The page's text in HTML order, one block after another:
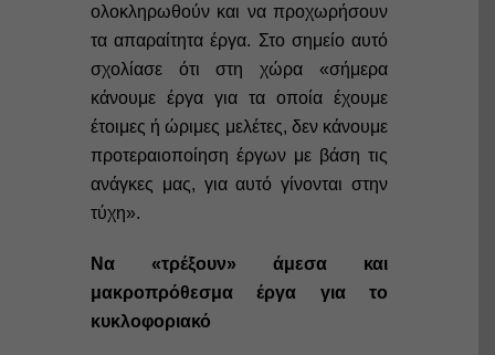
ολοκληρωθούν και να προχωρήσουν
τα απαραίτητα έργα. Στο σημείο αυτό
σχολίασε ότι στη χώρα «σήμερα
κάνουμε έργα για τα οποία έχουμε
έτοιμες ή ώριμες μελέτες, δεν κάνουμε
προτεραιοποίηση έργων με βάση τις
ανάγκες μας, για αυτό γίνονται στην
τύχη».
Να «τρέξουν» άμεσα και
μακροπρόθεσμα έργα για το
κυκλοφοριακό